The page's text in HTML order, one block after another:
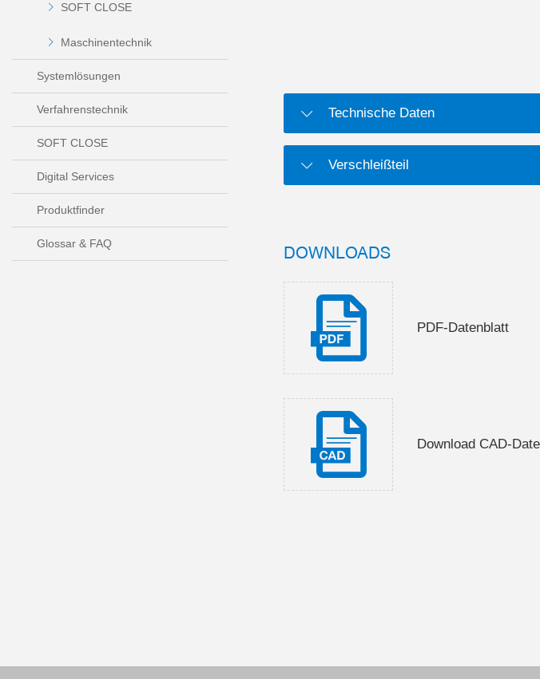
SOFT CLOSE
Maschinentechnik
Systemlösungen
Verfahrenstechnik
SOFT CLOSE
Digital Services
Produktfinder
Glossar & FAQ
Technische Daten
Verschleißteil
DOWNLOADS
PDF-Datenblatt
Download CAD-